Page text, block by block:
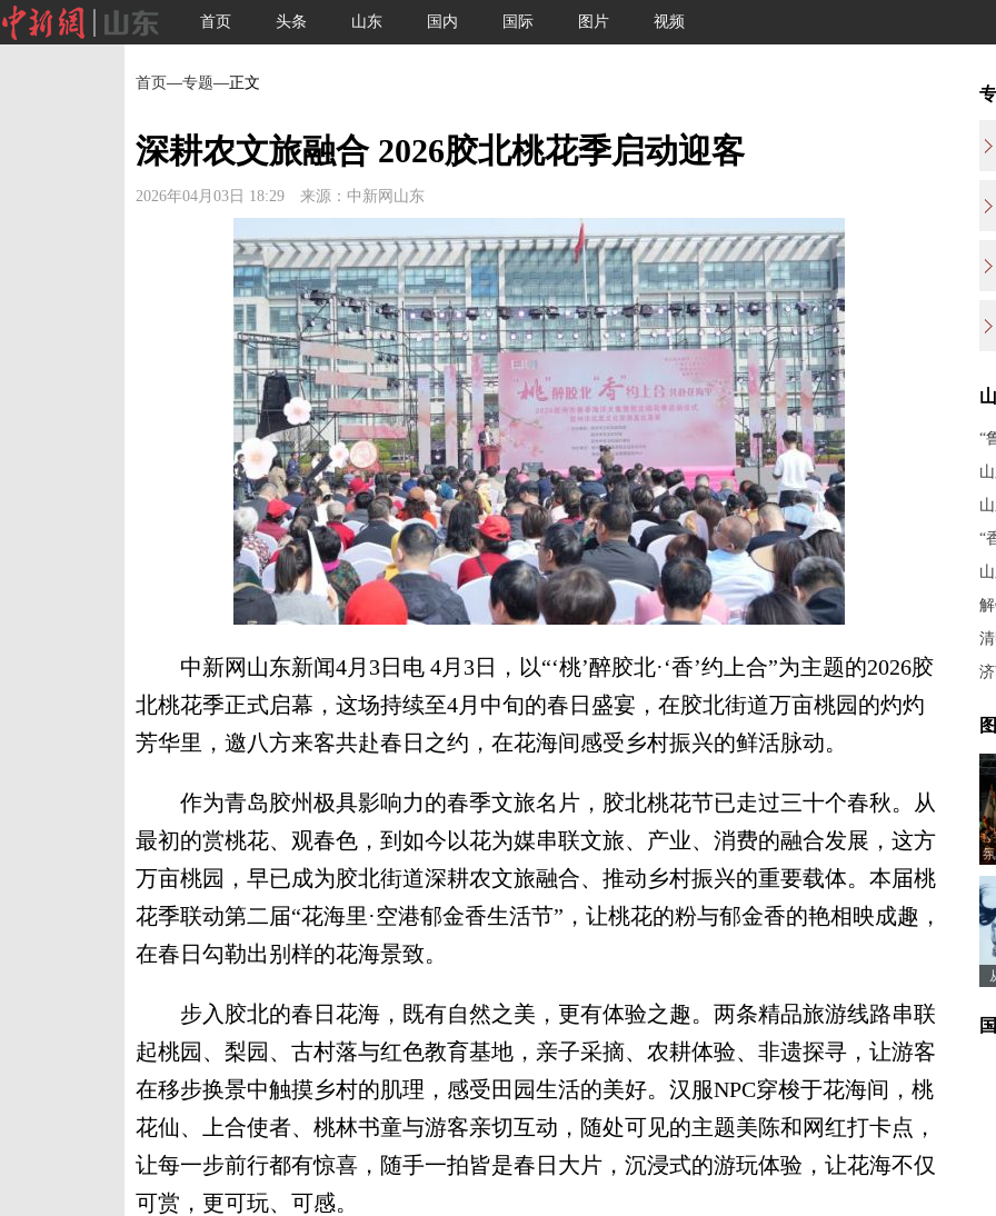
首页 头条 山东 国内 国际 图片 视频
首页—专题—正文
深耕农文旅融合 2026胶北桃花季启动迎客
2026年04月03日 18:29 来源：中新网山东
中新网山东新闻4月3日电 4月3日，以“‘桃’醉胶北·‘香’约上合”为主题的2026胶
北桃花季正式启幕，这场持续至4月中旬的春日盛宴，在胶北街道万亩桃园的灼灼
芳华里，邀八方来客共赴春日之约，在花海间感受乡村振兴的鲜活脉动。
作为青岛胶州极具影响力的春季文旅名片，胶北桃花节已走过三十个春秋。从
最初的赏桃花、观春色，到如今以花为媒串联文旅、产业、消费的融合发展，这方
万亩桃园，早已成为胶北街道深耕农文旅融合、推动乡村振兴的重要载体。本届桃
花季联动第二届“花海里·空港郁金香生活节”，让桃花的粉与郁金香的艳相映成趣，
在春日勾勒出别样的花海景致。
步入胶北的春日花海，既有自然之美，更有体验之趣。两条精品旅游线路串联
起桃园、梨园、古村落与红色教育基地，亲子采摘、农耕体验、非遗探寻，让游客
在移步换景中触摸乡村的肌理，感受田园生活的美好。汉服NPC穿梭于花海间，桃
花仙、上合使者、桃林书童与游客亲切互动，随处可见的主题美陈和网红打卡点，
让每一步前行都有惊喜，随手一拍皆是春日大片，沉浸式的游玩体验，让花海不仅
可赏，更可玩、可感。
“